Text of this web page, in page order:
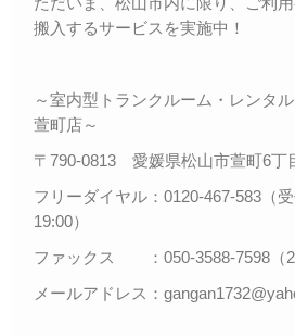
搬入するサービスを実施中！
～室内型トランクルーム・レンタ
萱町店～
〒790-0813 愛媛県松山市萱町6丁
フリーダイヤル：0120-467-583（
19:00）
ファックス ：050-3588-7598（
メールアドレス：